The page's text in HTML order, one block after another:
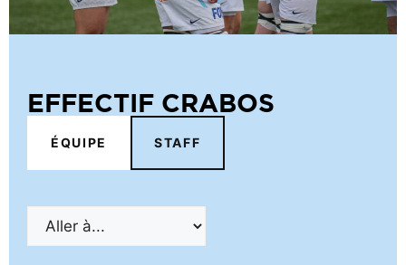
EFFECTIF CRABOS
ÉQUIPE STAFF